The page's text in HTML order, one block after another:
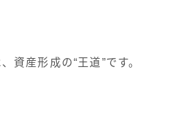
資産形成の“王道”です。